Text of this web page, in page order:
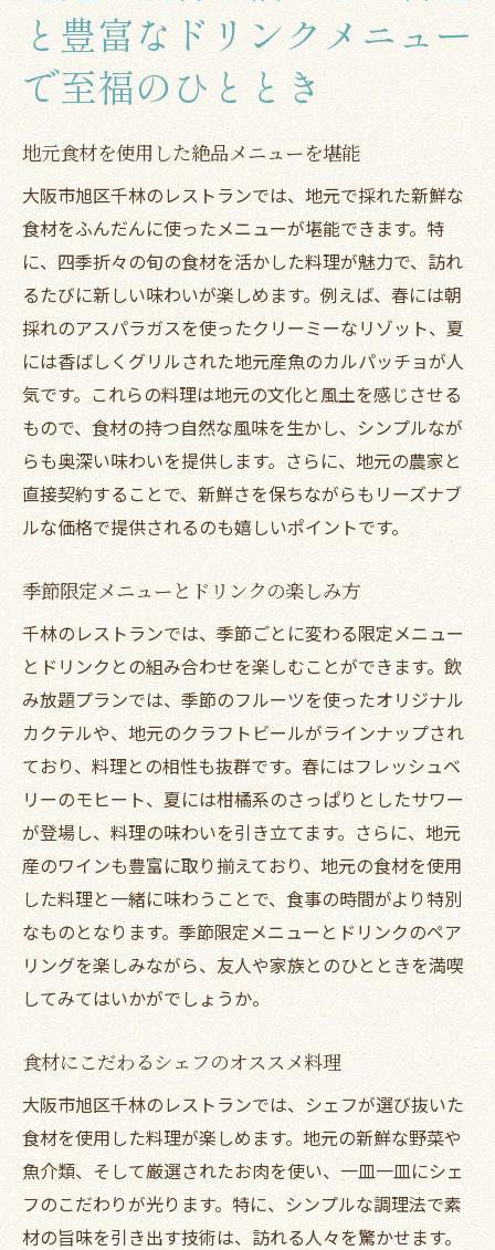
と豊富なドリンクメニュー
で至福のひととき
地元食材を使用した絶品メニューを堪能
大阪市旭区千林のレストランでは、地元で採れた新鮮な
食材をふんだんに使ったメニューが堪能できます。特
に、四季折々の旬の食材を活かした料理が魅力で、訪れ
るたびに新しい味わいが楽しめます。例えば、春には朝
採れのアスパラガスを使ったクリーミーなリゾット、夏
には香ばしくグリルされた地元産魚のカルパッチョが人
気です。これらの料理は地元の文化と風土を感じさせる
もので、食材の持つ自然な風味を生かし、シンプルなが
らも奥深い味わいを提供します。さらに、地元の農家と
直接契約することで、新鮮さを保ちながらもリーズナブ
ルな価格で提供されるのも嬉しいポイントです。
季節限定メニューとドリンクの楽しみ方
千林のレストランでは、季節ごとに変わる限定メニュー
とドリンクとの組み合わせを楽しむことができます。飲
み放題プランでは、季節のフルーツを使ったオリジナル
カクテルや、地元のクラフトビールがラインナップされ
ており、料理との相性も抜群です。春にはフレッシュベ
リーのモヒート、夏には柑橘系のさっぱりとしたサワー
が登場し、料理の味わいを引き立てます。さらに、地元
産のワインも豊富に取り揃えており、地元の食材を使用
した料理と一緒に味わうことで、食事の時間がより特別
なものとなります。季節限定メニューとドリンクのペア
リングを楽しみながら、友人や家族とのひとときを満喫
してみてはいかがでしょうか。
食材にこだわるシェフのオススメ料理
大阪市旭区千林のレストランでは、シェフが選び抜いた
食材を使用した料理が楽しめます。地元の新鮮な野菜や
魚介類、そして厳選されたお肉を使い、一皿一皿にシェ
フのこだわりが光ります。特に、シンプルな調理法で素
材の旨味を引き出す技術は、訪れる人々を驚かせます。